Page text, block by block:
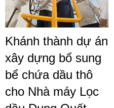
Khánh thành dự án
xây dựng bổ sung
bể chứa dầu thô
cho Nhà máy Lọc